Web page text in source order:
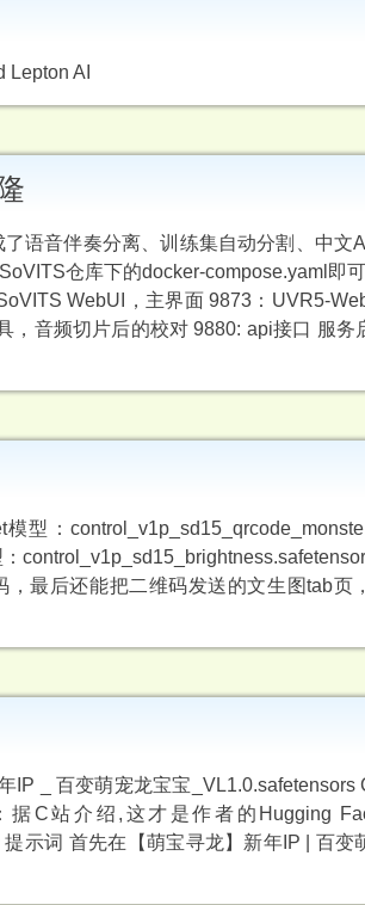
AI
语音伴奏分离、训练集自动分割、中文
仓库下的docker-compose.yaml即
WebUI，主界面 9873：UVR5-
音频切片后的校对 9880: api接口 服务
型：
最后还能把二维码发送的文生图tab页
IP _ 百变萌宠龙宝宝_VL1.0.safetensors
据C站介绍,这才是作者的Hugging
示词 首先在【萌宝寻龙】新年IP | 百变